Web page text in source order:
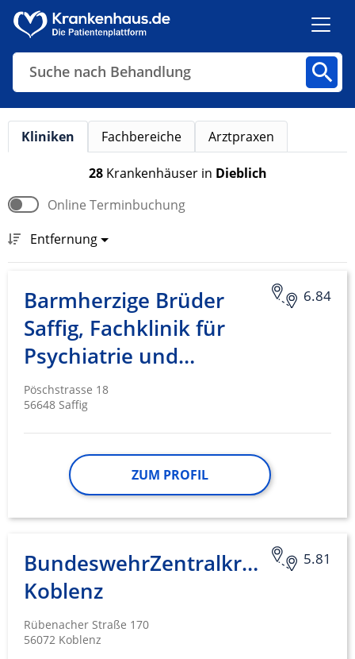
Suche nach Behandlung
Kliniken Fachbereiche Arztpraxen
28 Krankenhäuser in Dieblich
Online Terminbuchung
Entfernung
6.84
Barmherzige Brüder
Saffig, Fachklinik für
Psychiatrie und…
Pöschstrasse 18
56648 Saffig
ZUM PROFIL
5.81
BundeswehrZentralkrankenhaus
Koblenz
Rübenacher Straße 170
56072 Koblenz